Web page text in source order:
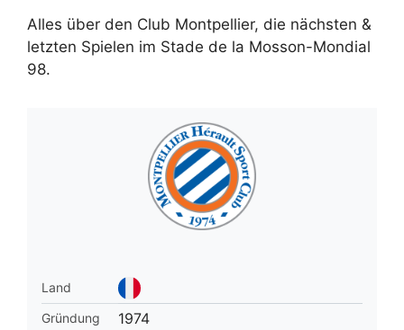
Alles über den Club Montpellier, die nächsten &
letzten Spielen im Stade de la Mosson-Mondial
98.
Land
Gründung
1974